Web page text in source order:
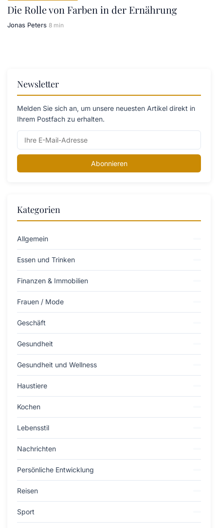
Die Rolle von Farben in der Ernährung
Jonas Peters 8 min
Newsletter
Melden Sie sich an, um unsere neuesten Artikel direkt in
Ihrem Postfach zu erhalten.
Abonnieren
Kategorien
Allgemein
Essen und Trinken
Finanzen & Immobilien
Frauen / Mode
Geschäft
Gesundheit
Gesundheit und Wellness
Haustiere
Kochen
Lebensstil
Nachrichten
Persönliche Entwicklung
Reisen
Sport